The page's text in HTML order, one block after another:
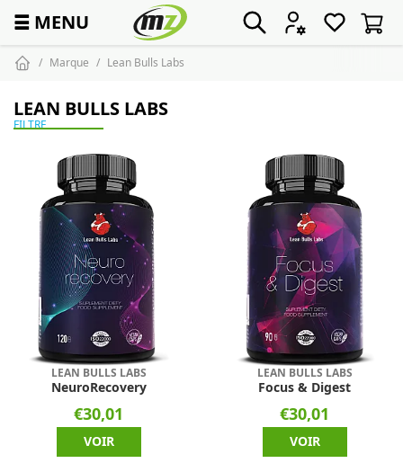
☰ MENU
Marque Lean Bulls Labs
LEAN BULLS LABS
FILTRE
LEAN BULLS LABS
NeuroRecovery
€30,01
VOIR
LEAN BULLS LABS
Focus & Digest
€30,01
VOIR